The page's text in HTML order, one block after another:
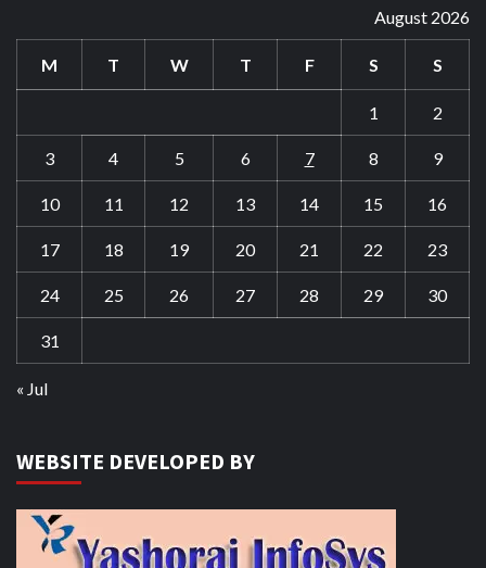
August 2026
M T W T F S S
1 2
3 4 5 6 7 8 9
10 11 12 13 14 15 16
17 18 19 20 21 22 23
24 25 26 27 28 29 30
31
« Jul
WEBSITE DEVELOPED BY